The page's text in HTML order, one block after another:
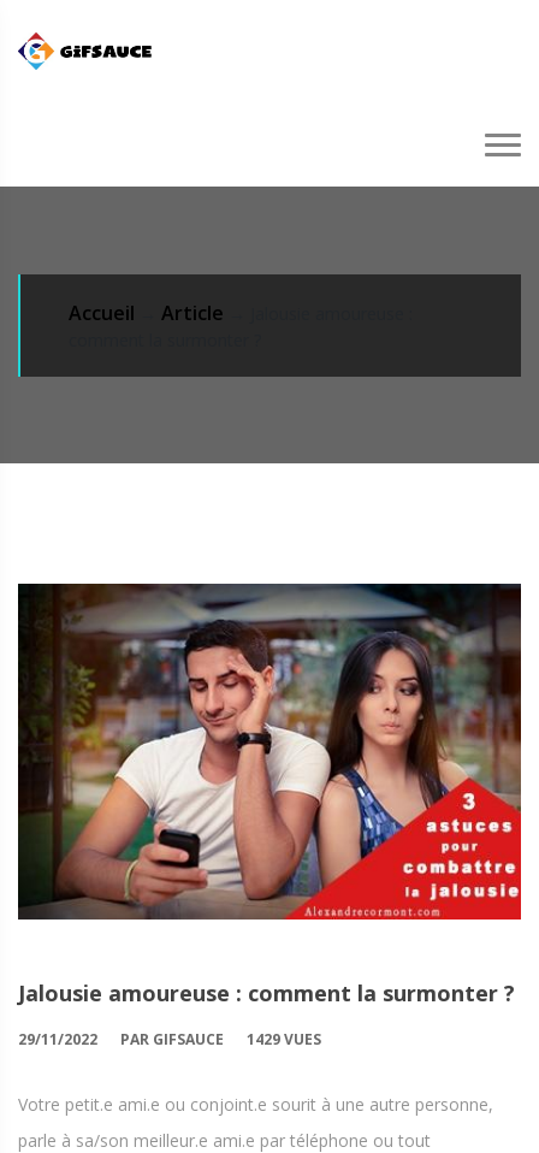
Accueil Article
Jalousie amoureuse : comment la surmonter ?
29/11/2022 PAR GIFSAUCE 1429 VUES
Votre petit.e ami.e ou conjoint.e sourit à une autre personne,
parle à sa/son meilleur.e ami.e par téléphone ou tout